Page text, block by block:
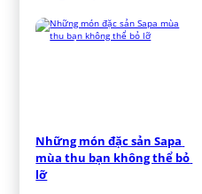
Những món đặc sản Sapa
mùa thu bạn không thể bỏ
lỡ